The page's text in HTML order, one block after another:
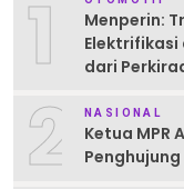
1
Menperin:
Elektrifikasi
dari
2 NASIONAL
Ketua MPR